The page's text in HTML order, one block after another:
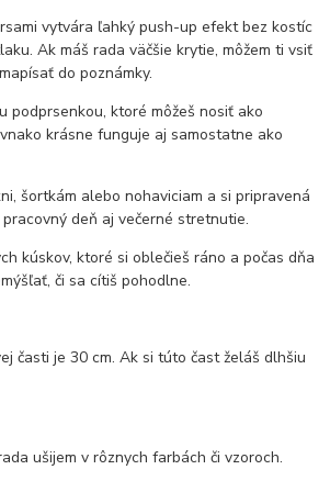
vytvára ľahký push-up efekt bez kostíc
Ak máš rada väčšie krytie, môžem ti vsiť
do poznámky.
podprsenkou, ktoré môžeš nosiť ako
krásne funguje aj samostatne ako
šortkám alebo nohaviciam a si pripravená
deň aj večerné stretnutie.
kúskov, ktoré si oblečieš ráno a počas dňa
či sa cítiš pohodlne.
časti je 30 cm. Ak si túto čast želáš dlhšiu
ušijem v rôznych farbách či vzoroch.